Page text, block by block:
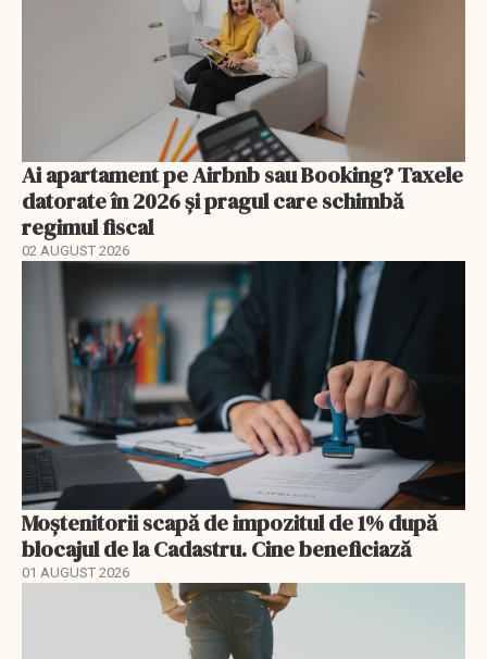
Ai apartament pe Airbnb sau Booking? Taxele
datorate în 2026 și pragul care schimbă
regimul fiscal
02 AUGUST 2026
Moștenitorii scapă de impozitul de 1% după
blocajul de la Cadastru. Cine beneficiază
01 AUGUST 2026